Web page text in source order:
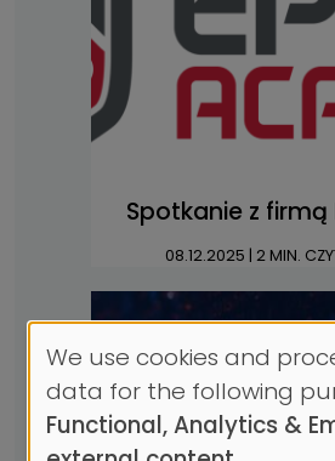
Spotkanie z firmą
08.12.2025 | 2 MIN.
Use
of
We use cookies and
data for the following
Functional, Analytics &